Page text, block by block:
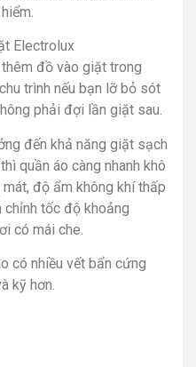
Electrolux
đồ vào giặt trong
trình nếu bạn lỡ bỏ sót
phải đợi lần giặt sau.
đến khả năng giặt sạch
quần áo càng nhanh khô
độ ẩm không khí thấp
tốc độ khoảng
có mái che.
có nhiều vết bẩn cứng
kỹ hơn.